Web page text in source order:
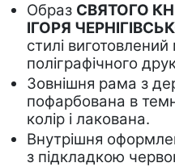
Образ СВЯТОГО
ІГОРЯ
стилі
поліграфічного
Зовнішня рама з
пофарбована в
колір і лакована.
Внутрішня
з підкладкою